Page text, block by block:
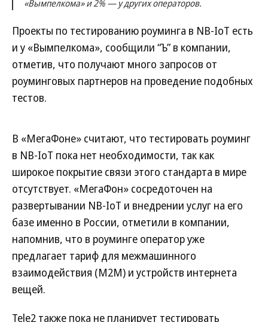
«Вымпелкома» и 2% — у других операторов.
Проекты по тестированию роуминга в NB-IoT есть
и у «Вымпелкома», сообщили “Ъ” в компании,
отметив, что получают много запросов от
роуминговых партнеров на проведение подобных
тестов.
В «МегаФоне» считают, что тестировать роуминг
в NB-IoT пока нет необходимости, так как
широкое покрытие связи этого стандарта в мире
отсутствует. «МегаФон» сосредоточен на
развертывании NB-IoT и внедрении услуг на его
базе именно в России, отметили в компании,
напомнив, что в роуминге оператор уже
предлагает тариф для межмашинного
взаимодействия (M2M) и устройств интернета
вещей.
Tele2 также пока не планирует тестировать